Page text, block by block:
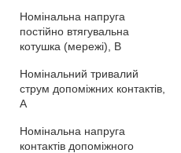
Номінальна напруга
постійно втягувальна
котушка (мережі), В
Номінальний тривалий
струм допоміжних контактів,
А
Номінальна напруга
контактів допоміжного